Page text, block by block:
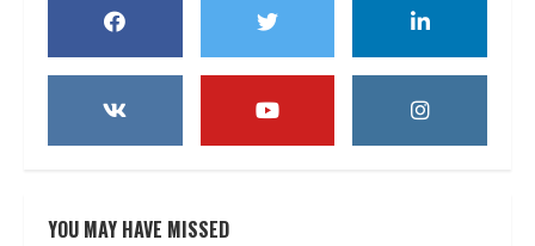
YOU MAY HAVE MISSED